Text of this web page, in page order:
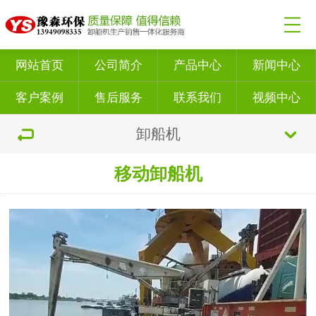
网站首页 公司简介 产品中心 新闻中心
客户案例 售后服务 联系我们 视频中心
卸船机
移动卸船机